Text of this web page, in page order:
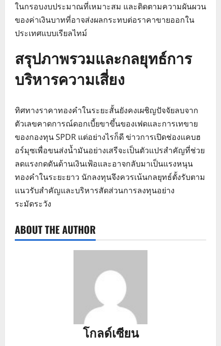
ในกรอบงบประมาณที่เหมาะสม และติดตามความผันผวน
ของค่าเงินบาทที่อาจส่งผลกระทบต่อราคาขายออกใน
ประเทศแบบเรียลไทม์
สรุปภาพรวมและกลยุทธ์การ
บริหารความเสี่ยง
ทิศทางราคาทองคำในระยะสั้นยังคงเผชิญปัจจัยลบจาก
ตัวเลขคาดการณ์ดอกเบี้ยขาขึ้นของเฟดและการเทขาย
ของกองทุน SPDR แต่อย่างไรก็ดี ข่าวการเปิดช่องแคบฮ
อร์มุซเพื่อขนส่งน้ำมันอย่างเสรีจะเป็นตัวแปรสำคัญที่ช่วย
ลดแรงกดดันด้านเงินเฟ้อและอาจกลับมาเป็นแรงหนุน
ทองคำในระยะยาว นักลงทุนจึงควรเน้นกลยุทธ์ตั้งรับตาม
แนวรับสำคัญและบริหารสัดส่วนการลงทุนอย่าง
ระมัดระวัง
ABOUT THE AUTHOR
โกลด์เซียน